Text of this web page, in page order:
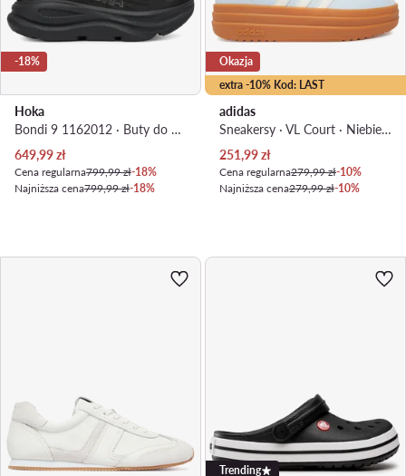
-18%
Hoka
Bondi 9 1162012 · Buty do biegania
Aktualna cena
649,99zł
Cena regularna799,99 zł-18%
Najniższa cena799,99 zł-18%
extra -10% Kod: LAST
Okazja
adidas
Sneakersy · VL Court · Niebieski jasny
Aktualna cena
251,99zł
Cena regularna279,99 zł-10%
Najniższa cena279,99 zł-10%
Trending